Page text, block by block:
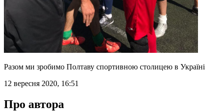
Разом ми зробимо Полтаву спортивною столицею в Україні
12 вересня 2020, 16:51
Про автора